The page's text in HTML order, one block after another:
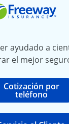
ayudado a
el mejor
Call
Cotización por
teléfono
at